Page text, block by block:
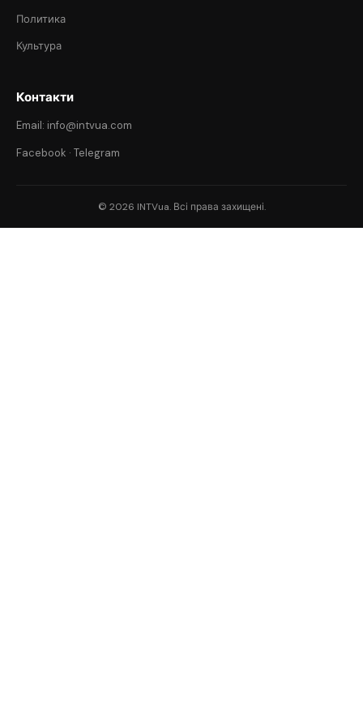
Политика
Культура
Контакти
Email: info@intvua.com
Facebook · Telegram
© 2026 INTVua. Всі права захищені.